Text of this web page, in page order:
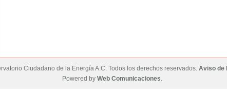
Ciudadano de la Energía A.C. Todos los derechos reservados. Aviso de
Powered by Web Comunicaciones